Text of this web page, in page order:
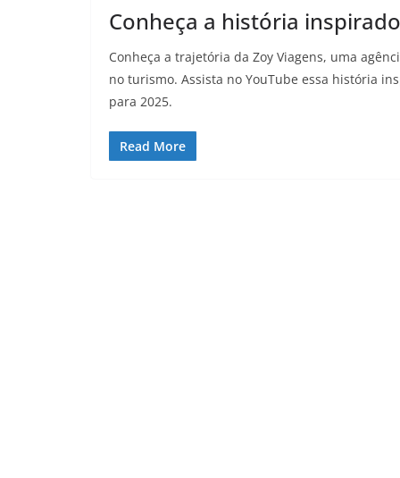
Conheça a história
Conheça a trajetória da Zoy Viagens, uma
no turismo. Assista no YouTube essa história
para 2025.
Read More